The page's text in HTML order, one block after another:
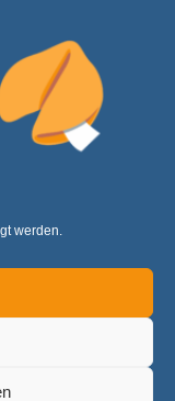
werden.
oder
Sie bitte im
by